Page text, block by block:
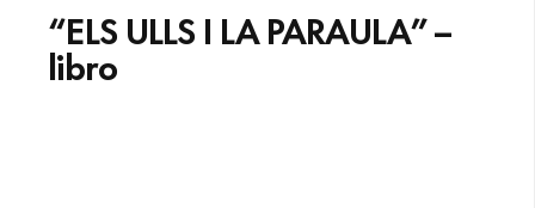
“ELS ULLS I LA PARAULA” –
libro